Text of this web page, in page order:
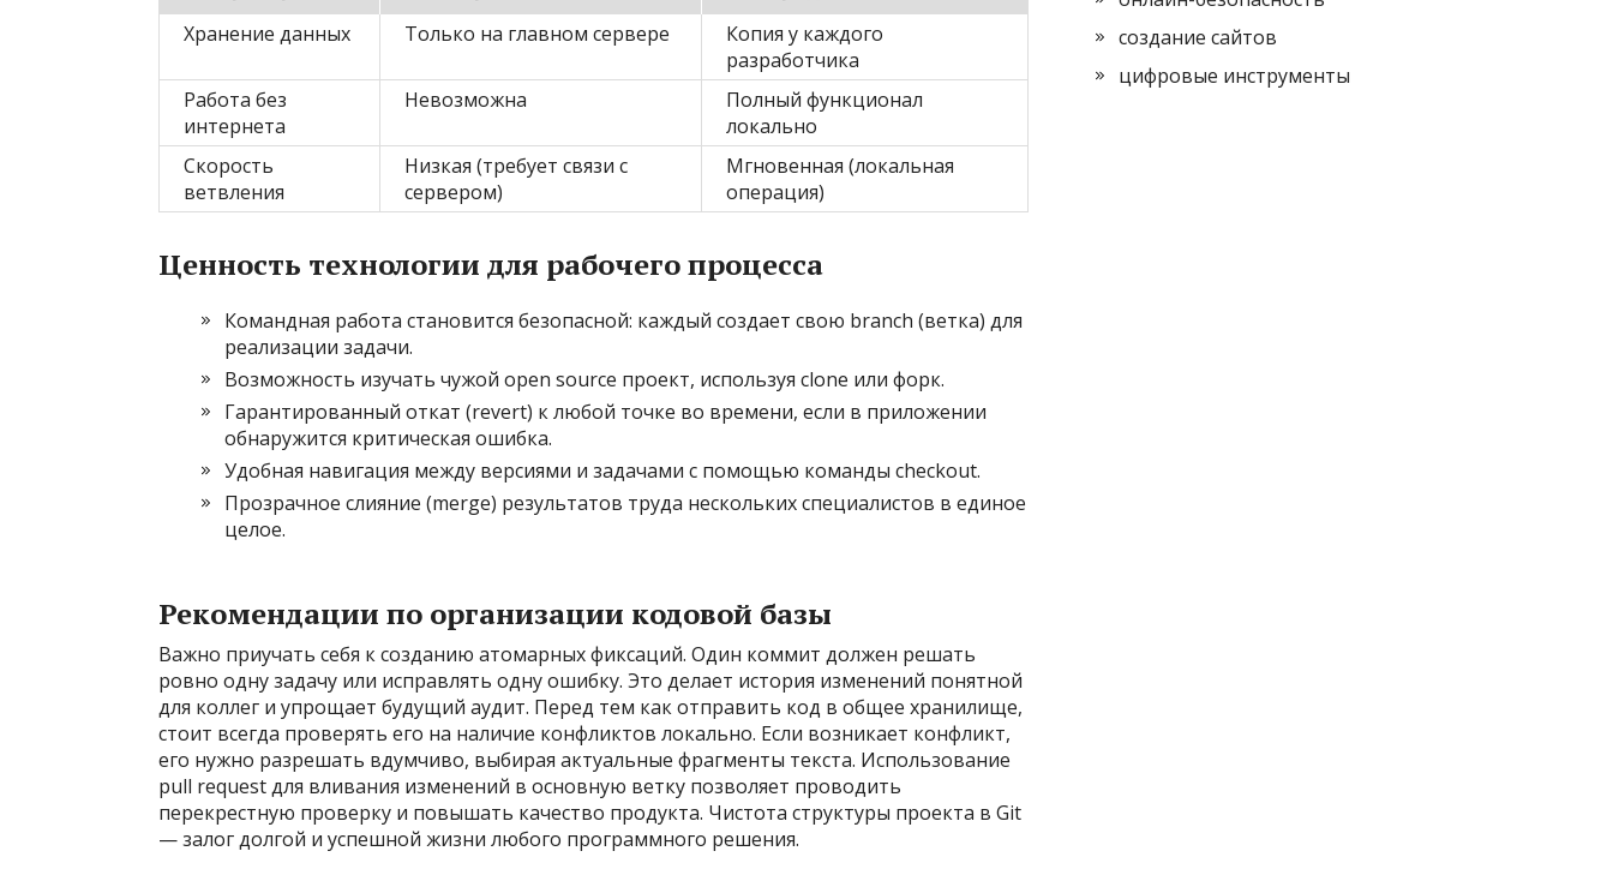
Хранение данных
Только на главном сервере
Копия у каждого
разработчика
Работа без
интернета
Невозможна
Полный функционал
локально
Скорость
ветвления
Низкая (требует связи с
сервером)
Мгновенная (локальная
операция)
Ценность технологии для рабочего процесса
Командная работа становится безопасной: каждый создает свою branch (ветка) для
реализации задачи.
Возможность изучать чужой open source проект, используя clone или форк.
Гарантированный откат (revert) к любой точке во времени, если в приложении
обнаружится критическая ошибка.
Удобная навигация между версиями и задачами с помощью команды checkout.
Прозрачное слияние (merge) результатов труда нескольких специалистов в единое
целое.
Рекомендации по организации кодовой базы
Важно приучать себя к созданию атомарных фиксаций. Один коммит должен решать
ровно одну задачу или исправлять одну ошибку. Это делает история изменений понятной
для коллег и упрощает будущий аудит. Перед тем как отправить код в общее хранилище,
стоит всегда проверять его на наличие конфликтов локально. Если возникает конфликт,
его нужно разрешать вдумчиво, выбирая актуальные фрагменты текста. Использование
pull request для вливания изменений в основную ветку позволяет проводить
перекрестную проверку и повышать качество продукта. Чистота структуры проекта в Git
— залог долгой и успешной жизни любого программного решения.
создание сайтов
цифровые инструменты